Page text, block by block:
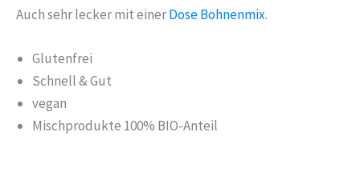
Auch sehr lecker mit einerDose Bohnenmix.
Glutenfrei
Schnell & Gut
vegan
Mischprodukte 100% BIO-Anteil